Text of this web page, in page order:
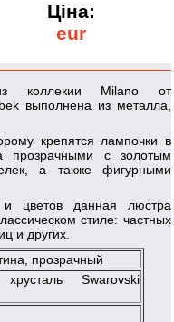
Ціна:
eur
коллекии Milano от
выполнена из металла,
крепятся лампочки в
прозрачными с золотым
а также фигурными
и цветов данная люстра
стиле: частных
и других.
прозрачный
Swarovski